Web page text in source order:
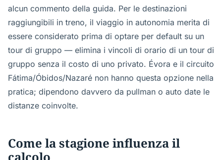
alcun commento della guida. Per le destinazioni
raggiungibili in treno, il viaggio in autonomia merita di
essere considerato prima di optare per default su un
tour di gruppo — elimina i vincoli di orario di un tour di
gruppo senza il costo di uno privato. Évora e il circuito
Fátima/Óbidos/Nazaré non hanno questa opzione nella
pratica; dipendono davvero da pullman o auto date le
distanze coinvolte.
Come la stagione influenza il